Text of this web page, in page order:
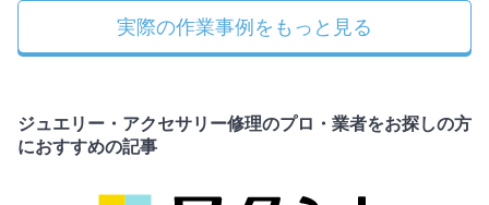
実際の作業事例をもっと見る
ジュエリー・アクセサリー修理のプロ・業者をお探しの方
におすすめの記事